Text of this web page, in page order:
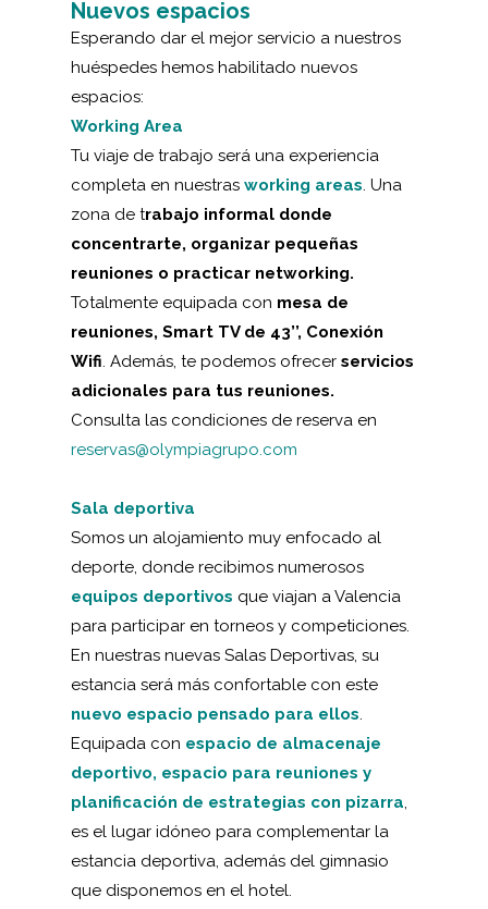
Nuevos espacios
Esperando dar el mejor servicio a nuestros
huéspedes hemos habilitado nuevos
espacios:
Working Area
Tu viaje de trabajo será una experiencia
completa en nuestras working areas. Una
zona de trabajo informal donde
concentrarte, organizar pequeñas
reuniones o practicar networking.
Totalmente equipada con mesa de
reuniones, Smart TV de 43’’, Conexión
Wifi. Además, te podemos ofrecer servicios
adicionales para tus reuniones.
Consulta las condiciones de reserva en
reservas@olympiagrupo.com
Sala deportiva
Somos un alojamiento muy enfocado al
deporte, donde recibimos numerosos
equipos deportivos que viajan a Valencia
para participar en torneos y competiciones.
En nuestras nuevas Salas Deportivas, su
estancia será más confortable con este
nuevo espacio pensado para ellos.
Equipada con espacio de almacenaje
deportivo, espacio para reuniones y
planificación de estrategias con pizarra,
es el lugar idóneo para complementar la
estancia deportiva, además del gimnasio
que disponemos en el hotel.